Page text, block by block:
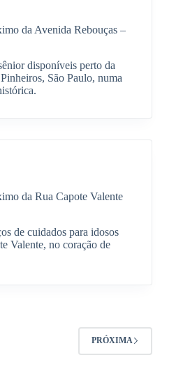
da Avenida Rebouças –
disponíveis perto da
São Paulo, numa
da Rua Capote Valente
de cuidados para idosos
Valente, no coração de
PRÓXIMA